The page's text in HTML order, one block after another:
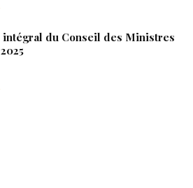
intégral du Conseil des Ministres